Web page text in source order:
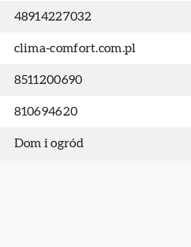
48914227032
clima-comfort.com.pl
8511200690
810694620
Dom i ogród